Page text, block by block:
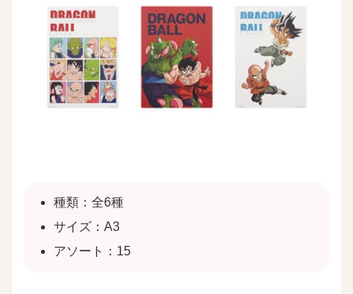
種類：全6種
サイズ：A3
アソート：15